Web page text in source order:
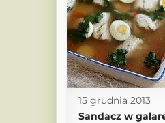
15 grudnia 2013
Sandacz w